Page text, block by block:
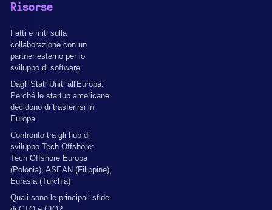
Risorse
Fatti e miti sulla
collaborazione con un
partner esterno per lo
sviluppo di software
Dagli Stati Uniti all'Europa:
Perché le startup americane
decidono di trasferirsi in
Europa
Confronto tra gli hub di
sviluppo Tech Offshore:
Tech Offshore Europa
(Polonia), ASEAN (Filippine),
Eurasia (Turchia)
Quali sono le principali sfide